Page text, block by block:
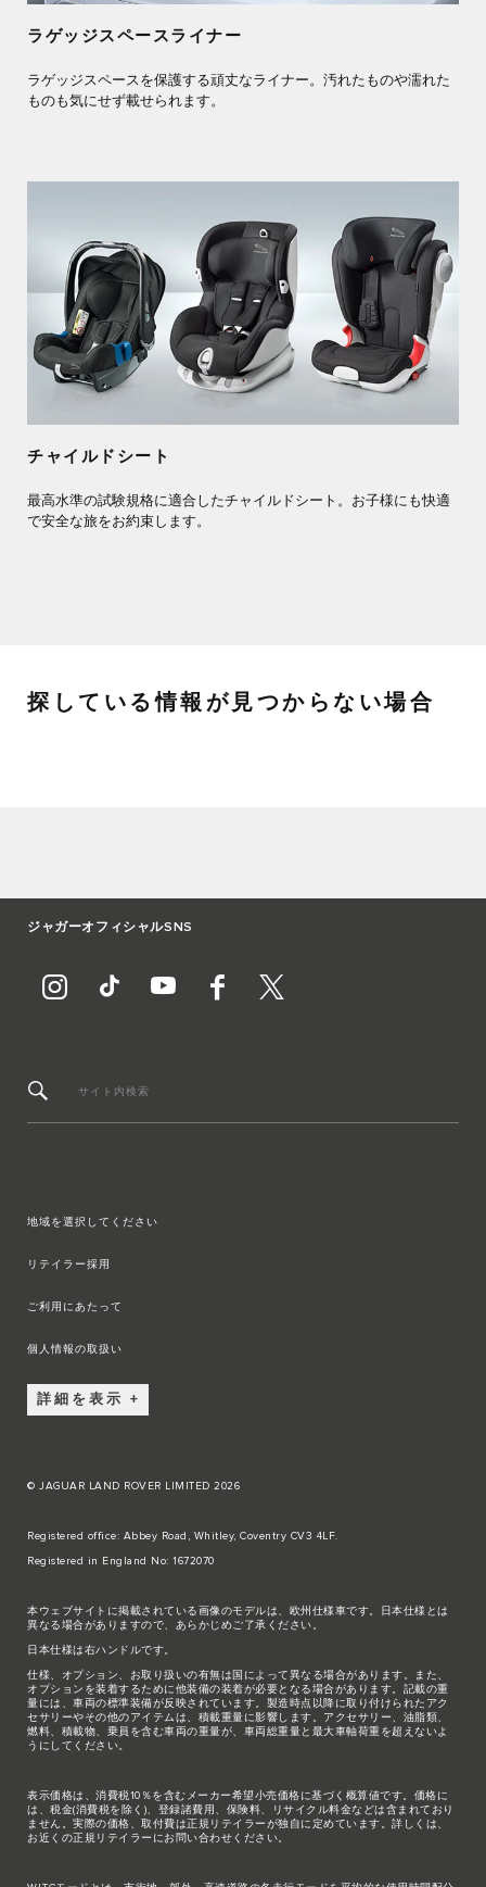
ラゲッジスペースライナー
ラゲッジスペースを保護する頑丈なライナー。汚れたものや濡れた
ものも気にせず載せられます。
チャイルドシート
最高水準の試験規格に適合したチャイルドシート。お子様にも快適
で安全な旅をお約束します。
探している情報が見つからない場合
ジャガーオフィシャルSNS
サイト内検索
地域を選択してください
リテイラー採用
ご利用にあたって
個人情報の取扱い
詳細を表示
© JAGUAR LAND ROVER LIMITED 2026
Registered office: Abbey Road, Whitley, Coventry CV3 4LF.
Registered in England No: 1672070
本ウェブサイトに掲載されている画像のモデルは、欧州仕様車です。日本仕様とは
異なる場合がありますので、あらかじめご了承ください。
日本仕様は右ハンドルです。
仕様、オプション、お取り扱いの有無は国によって異なる場合があります。また、
オプションを装着するために他装備の装着が必要となる場合があります。記載の重
量には、車両の標準装備が反映されています。製造時点以降に取り付けられたアク
セサリーやその他のアイテムは、積載重量に影響します。アクセサリー、油脂類、
燃料、積載物、乗員を含む車両の重量が、車両総重量と最大車軸荷重を超えないよ
うにしてください。
表示価格は、消費税10％を含むメーカー希望小売価格に基づく概算値です。価格に
は、税金(消費税を除く)、登録諸費用、保険料、リサイクル料金などは含まれており
ません。実際の価格、取付費は正規リテイラーが独自に定めています。詳しくは、
お近くの正規リテイラーにお問い合わせください。